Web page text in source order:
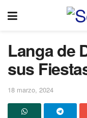
Langa de
sus
18 marzo, 2024